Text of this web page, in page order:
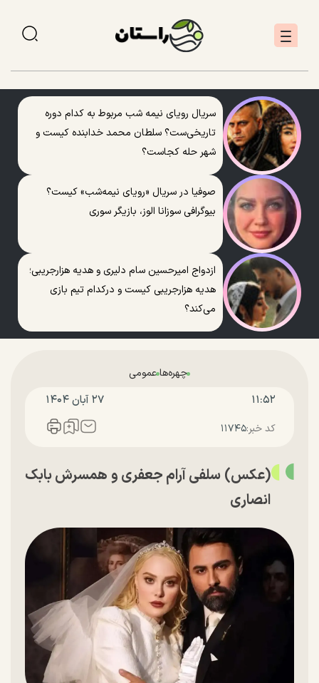
سریال رویای نیمه شب مربوط به کدام دوره
تاریخی‌ست؟ سلطان محمد خدابنده کیست و
شهر حله کجاست؟
صوفیا در سریال «رویای نیمه‌شب» کیست؟
بیوگرافی سوزانا الوز، بازیگر سوری
ازدواج امیرحسین سام دلیری و هدیه هزارجریبی؛
هدیه هزارجریبی کیست و درکدام تیم بازی
می‌کند؟
چهره‌هاعمومی
۱۱:۵۲ ۲۷ آبان ۱۴۰۴
کد خبر:۱۱۷۴۵
(عکس) سلفی آرام جعفری و همسرش بابک
انصاری